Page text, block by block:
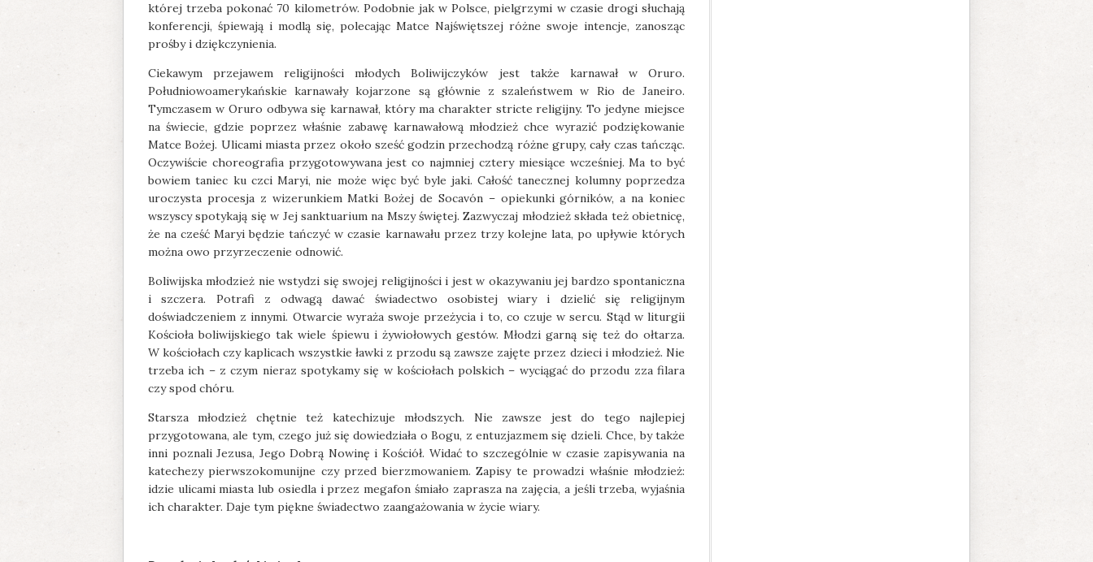
której trzeba pokonać 70 kilometrów. Podobnie jak w Polsce, pielgrzymi w czasie drogi słuchają
konferencji, śpiewają i modlą się, polecając Matce Najświętszej różne swoje intencje, zanosząc
prośby i dziękczynienia.
Ciekawym przejawem religijności młodych Boliwijczyków jest także karnawał w Oruro.
Południowoamerykańskie karnawały kojarzone są głównie z szaleństwem w Rio de Janeiro.
Tymczasem w Oruro odbywa się karnawał, który ma charakter stricte religijny. To jedyne miejsce
na świecie, gdzie poprzez właśnie zabawę karnawałową młodzież chce wyrazić podziękowanie
Matce Bożej. Ulicami miasta przez około sześć godzin przechodzą różne grupy, cały czas tańcząc.
Oczywiście choreografia przygotowywana jest co najmniej cztery miesiące wcześniej. Ma to być
bowiem taniec ku czci Maryi, nie może więc być byle jaki. Całość tanecznej kolumny poprzedza
uroczysta procesja z wizerunkiem Matki Bożej de Socavón – opiekunki górników, a na koniec
wszyscy spotykają się w Jej sanktuarium na Mszy świętej. Zazwyczaj młodzież składa też obietnicę,
że na cześć Maryi będzie tańczyć w czasie karnawału przez trzy kolejne lata, po upływie których
można owo przyrzeczenie odnowić.
Boliwijska młodzież nie wstydzi się swojej religijności i jest w okazywaniu jej bardzo spontaniczna
i szczera. Potrafi z odwagą dawać świadectwo osobistej wiary i dzielić się religijnym
doświadczeniem z innymi. Otwarcie wyraża swoje przeżycia i to, co czuje w sercu. Stąd w liturgii
Kościoła boliwijskiego tak wiele śpiewu i żywiołowych gestów. Młodzi garną się też do ołtarza.
W kościołach czy kaplicach wszystkie ławki z przodu są zawsze zajęte przez dzieci i młodzież. Nie
trzeba ich – z czym nieraz spotykamy się w kościołach polskich – wyciągać do przodu zza filara
czy spod chóru.
Starsza młodzież chętnie też katechizuje młodszych. Nie zawsze jest do tego najlepiej
przygotowana, ale tym, czego już się dowiedziała o Bogu, z entuzjazmem się dzieli. Chce, by także
inni poznali Jezusa, Jego Dobrą Nowinę i Kościół. Widać to szczególnie w czasie zapisywania na
katechezy pierwszokomunijne czy przed bierzmowaniem. Zapisy te prowadzi właśnie młodzież:
idzie ulicami miasta lub osiedla i przez megafon śmiało zaprasza na zajęcia, a jeśli trzeba, wyjaśnia
ich charakter. Daje tym piękne świadectwo zaangażowania w życie wiary.